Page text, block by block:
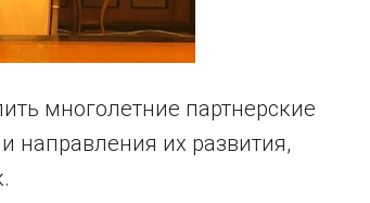
многолетние партнерские
направления их развития,